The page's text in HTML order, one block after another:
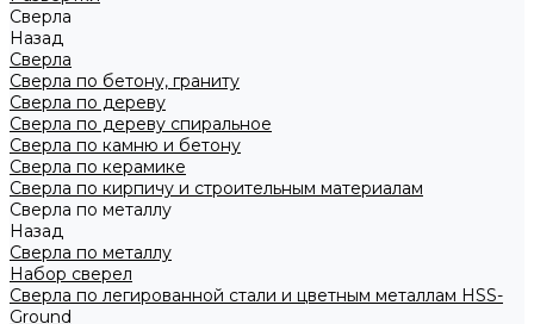
Сверла
Назад
Сверла
Сверла по бетону, граниту
Сверла по дереву
Сверла по дереву спиральное
Сверла по камню и бетону
Сверла по керамике
Сверла по кирпичу и строительным материалам
Сверла по металлу
Назад
Сверла по металлу
Набор сверел
Сверла по легированной стали и цветным металлам HSS-
Ground